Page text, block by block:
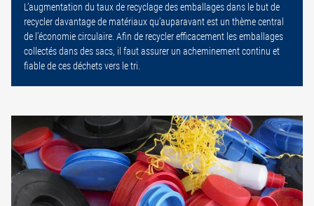
L’augmentation du taux de recyclage des emballages dans le but de
recycler davantage de matériaux qu’auparavant est un thème central
de l’économie circulaire. Afin de recycler efficacement les emballages
collectés dans des sacs, il faut assurer un acheminement continu et
fiable de ces déchets vers le tri.